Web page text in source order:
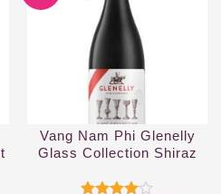
Vang Nam Phi Glenelly
Glass Collection Shiraz